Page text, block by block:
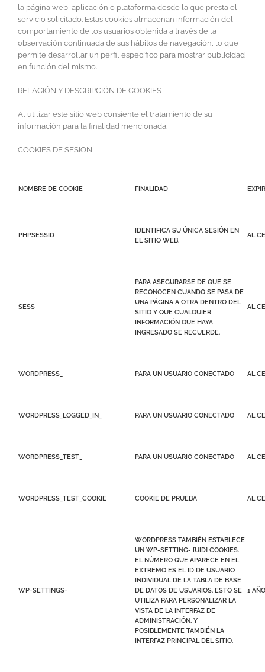
la página web, aplicación o plataforma desde la que presta el
servicio solicitado. Estas cookies almacenan información del
comportamiento de los usuarios obtenida a través de la
observación continuada de sus hábitos de navegación, lo que
permite desarrollar un perfil específico para mostrar publicidad
en función del mismo.
RELACIÓN Y DESCRIPCIÓN DE COOKIES
Al utilizar este sitio web consiente el tratamiento de su
información para la finalidad mencionada.
COOKIES DE SESION
NOMBRE DE COOKIE FINALIDAD
PHPSESSID
IDENTIFICA SU ÚNICA SESIÓN EN
EL SITIO WEB.
AL
SESS
PARA ASEGURARSE DE QUE SE
RECONOCEN CUANDO SE PASA DE
UNA PÁGINA A OTRA DENTRO DEL
SITIO Y QUE CUALQUIER
INFORMACIÓN QUE HAYA
INGRESADO SE RECUERDE.
AL
WORDPRESS_ PARA UN USUARIO CONECTADO AL
WORDPRESS_LOGGED_IN_ PARA UN USUARIO CONECTADO AL
WORDPRESS_TEST_ PARA UN USUARIO CONECTADO AL
WORDPRESS_TEST_COOKIE COOKIE DE PRUEBA AL
WP-SETTINGS-
WORDPRESS TAMBIÉN ESTABLECE
UN WP-SETTING- [UID] COOKIES.
EL NÚMERO QUE APARECE EN EL
EXTREMO ES EL ID DE USUARIO
INDIVIDUAL DE LA TABLA DE BASE
DE DATOS DE USUARIOS. ESTO SE
UTILIZA PARA PERSONALIZAR LA
VISTA DE LA INTERFAZ DE
ADMINISTRACIÓN, Y
POSIBLEMENTE TAMBIÉN LA
INTERFAZ PRINCIPAL DEL SITIO.
1 AÑO